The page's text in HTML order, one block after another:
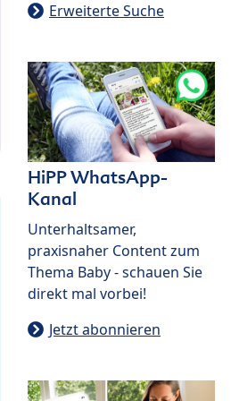
Erweiterte Suche
HiPP WhatsApp-
Kanal
Unterhaltsamer,
praxisnaher Content zum
Thema Baby - schauen Sie
direkt mal vorbei!
Jetzt abonnieren